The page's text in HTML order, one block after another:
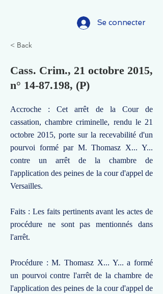
Se connecter
< Back
Cass. Crim., 21 octobre 2015,
n° 14-87.198, (P)
Accroche : Cet arrêt de la Cour de
cassation, chambre criminelle, rendu le 21
octobre 2015, porte sur la recevabilité d'un
pourvoi formé par M. Thomasz X... Y...
contre un arrêt de la chambre de
l'application des peines de la cour d'appel de
Versailles.
Faits : Les faits pertinents avant les actes de
procédure ne sont pas mentionnés dans
l'arrêt.
Procédure : M. Thomasz X... Y... a formé
un pourvoi contre l'arrêt de la chambre de
l'application des peines de la cour d'appel de